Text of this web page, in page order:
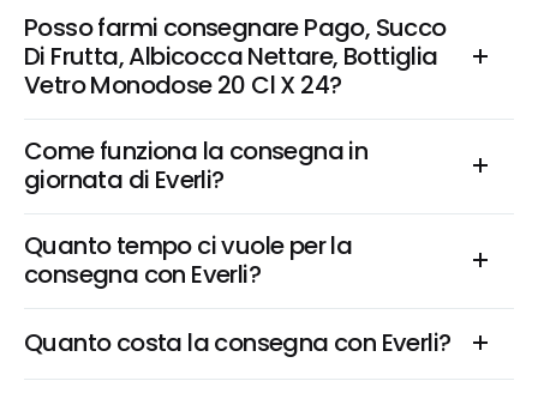
Posso farmi consegnare Pago, Succo
Di Frutta, Albicocca Nettare, Bottiglia
Vetro Monodose 20 Cl X 24?
Come funziona la consegna in
giornata di Everli?
Quanto tempo ci vuole per la
consegna con Everli?
Quanto costa la consegna con Everli?